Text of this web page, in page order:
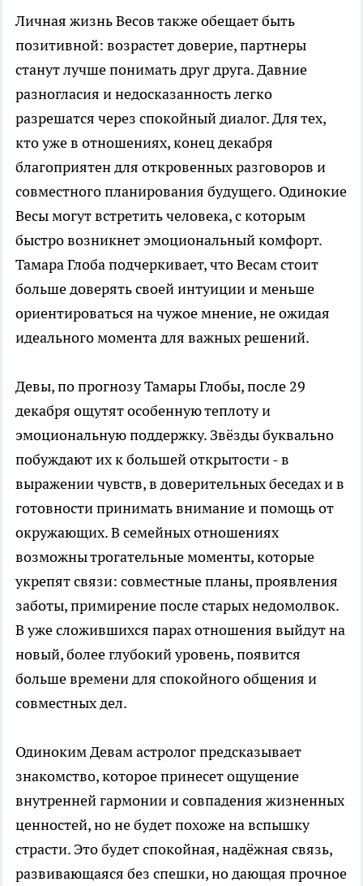
Личная жизнь Весов также обещает быть
позитивной: возрастет доверие, партнеры
станут лучше понимать друг друга. Давние
разногласия и недосказанность легко
разрешатся через спокойный диалог. Для тех,
кто уже в отношениях, конец декабря
благоприятен для откровенных разговоров и
совместного планирования будущего. Одинокие
Весы могут встретить человека, с которым
быстро возникнет эмоциональный комфорт.
Тамара Глоба подчеркивает, что Весам стоит
больше доверять своей интуиции и меньше
ориентироваться на чужое мнение, не ожидая
идеального момента для важных решений.
Девы, по прогнозу Тамары Глобы, после 29
декабря ощутят особенную теплоту и
эмоциональную поддержку. Звёзды буквально
побуждают их к большей открытости - в
выражении чувств, в доверительных беседах и в
готовности принимать внимание и помощь от
окружающих. В семейных отношениях
возможны трогательные моменты, которые
укрепят связи: совместные планы, проявления
заботы, примирение после старых недомолвок.
В уже сложившихся парах отношения выйдут на
новый, более глубокий уровень, появится
больше времени для спокойного общения и
совместных дел.
Одиноким Девам астролог предсказывает
знакомство, которое принесет ощущение
внутренней гармонии и совпадения жизненных
ценностей, но не будет похоже на вспышку
страсти. Это будет спокойная, надёжная связь,
развивающаяся без спешки, но дающая прочное